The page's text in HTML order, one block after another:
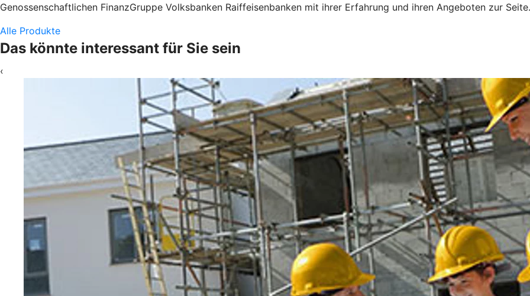
Genossenschaftlichen FinanzGruppe Volksbanken Raiffeisenbanken mit ihrer Erfahrung und ihren Angeboten zur Seite.
Alle Produkte
Das könnte interessant für Sie sein
‹